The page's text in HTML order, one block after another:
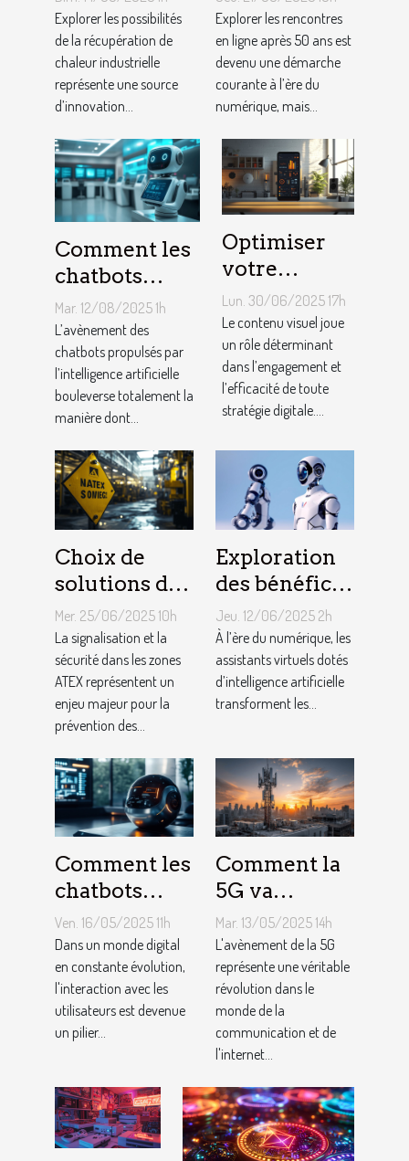
industrielle
peut-elle
chauffer des
milliers de
Explorer les possibilités
de la récupération de
chaleur industrielle
représente une source
d’innovation...
en ligne pour
les plus de 50
ans
Explorer les rencontres
en ligne après 50 ans est
devenu une démarche
courante à l’ère du
numérique, mais...
Comment les
chatbots
utilisant l'IA
transforment-
ils le service
client ?
Mar. 12/08/2025 1h
L’avènement des
chatbots propulsés par
l’intelligence artificielle
bouleverse totalement la
manière dont...
Optimiser
votre
contenu
visuel : trucs
et astuces
Lun. 30/06/2025 17h
Le contenu visuel joue
un rôle déterminant
dans l’engagement et
l’efficacité de toute
stratégie digitale....
Choix de
solutions de
signalisation
et de sécurité
adaptées aux
zones ATEX
Mer. 25/06/2025 10h
La signalisation et la
sécurité dans les zones
ATEX représentent un
enjeu majeur pour la
prévention des...
Exploration
des bénéfices
des assistants
virtuels
basés sur l'IA
en français
Jeu. 12/06/2025 2h
À l’ère du numérique, les
assistants virtuels dotés
d’intelligence artificielle
transforment les...
Comment les
chatbots
améliorent
l'engagement
et la
conversion
des
utilisateurs
Ven. 16/05/2025 11h
Dans un monde digital
en constante évolution,
l'interaction avec les
utilisateurs est devenue
un pilier...
Comment la
5G va
transformer
l'internet des
objets
Analyse de
l'impact et
des
Mar. 13/05/2025 14h
L'avènement de la 5G
représente une véritable
révolution dans le
monde de la
communication et de
l'internet...